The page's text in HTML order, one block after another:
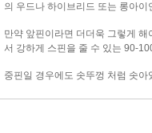
의 우드나 하이브리드 또는 롱아
만약 앞핀이라면 더더욱 그렇게
서 강하게 스핀을 줄 수 있는 90-
중핀일 경우에도 솟뚜껑 처럼 솟